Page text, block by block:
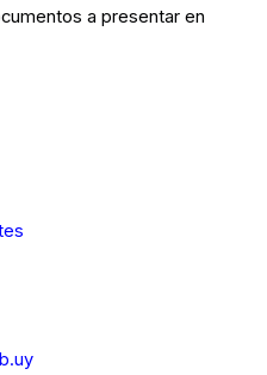
a presentar en